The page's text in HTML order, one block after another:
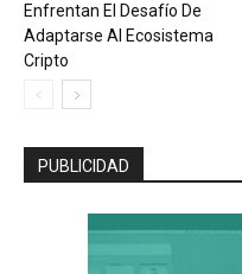
Enfrentan El Desafío De
Adaptarse Al Ecosistema
Cripto
PUBLICIDAD